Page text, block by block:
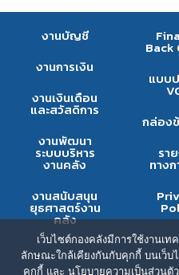
งานบัญชี
งานการเงิน
งานเงินเดือน
และสวัสดิการ
งานพัฒนา
ระบบบริหาร
งานคลัง
งานสนับสนุน
ยุธศาสตร์งาน
คลัง
Back
แบบป
กล่อง
รา
ทางก
เว็บไซต์กองคลังมีการใช้งานเ
ลักษณะใกล้เคียงกันกับคุกกี้ บนเว็บ
คุกกี้ และ นโยบายความเป็นส่วนตั